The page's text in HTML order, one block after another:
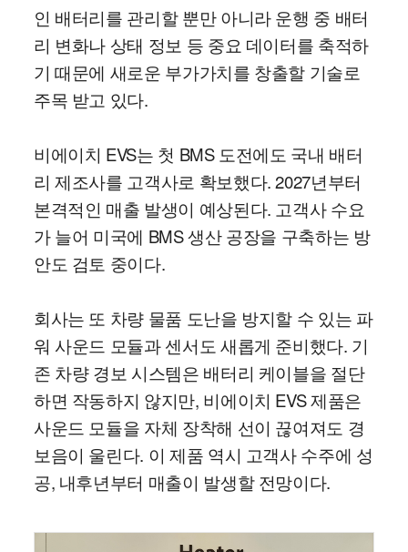
인 배터리를 관리할 뿐만 아니라 운행 중 배터
리 변화나 상태 정보 등 중요 데이터를 축적하
기 때문에 새로운 부가가치를 창출할 기술로
주목 받고 있다.
비에이치 EVS는 첫 BMS 도전에도 국내 배터
리 제조사를 고객사로 확보했다. 2027년부터
본격적인 매출 발생이 예상된다. 고객사 수요
가 늘어 미국에 BMS 생산 공장을 구축하는 방
안도 검토 중이다.
회사는 또 차량 물품 도난을 방지할 수 있는 파
워 사운드 모듈과 센서도 새롭게 준비했다. 기
존 차량 경보 시스템은 배터리 케이블을 절단
하면 작동하지 않지만, 비에이치 EVS 제품은
사운드 모듈을 자체 장착해 선이 끊여져도 경
보음이 울린다. 이 제품 역시 고객사 수주에 성
공, 내후년부터 매출이 발생할 전망이다.